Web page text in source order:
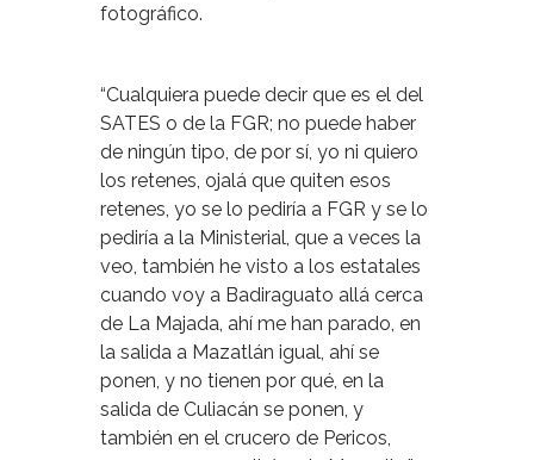
fotográfico.
“Cualquiera puede decir que es el del
SATES o de la FGR; no puede haber
de ningún tipo, de por sí, yo ni quiero
los retenes, ojalá que quiten esos
retenes, yo se lo pediría a FGR y se lo
pediría a la Ministerial, que a veces la
veo, también he visto a los estatales
cuando voy a Badiraguato allá cerca
de La Majada, ahí me han parado, en
la salida a Mazatlán igual, ahí se
ponen, y no tienen por qué, en la
salida de Culiacán se ponen, y
también en el crucero de Pericos,